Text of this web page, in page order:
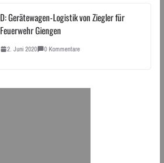
D: Gerätewagen-Logistik von Ziegler für
Feuerwehr Giengen
2. Juni 2020 0 Kommentare